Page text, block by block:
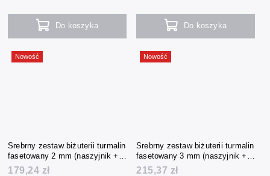
Do koszyka Do koszyka
Nowość
Srebrny zestaw biżuterii turmalin
fasetowany 2 mm (naszyjnik +
bransoletka + kolczyki)
179,24 zł
Nowość
Srebrny zestaw biżuterii turmalin
fasetowany 3 mm (naszyjnik +
bransoletka + kolczyki)
215,37 zł